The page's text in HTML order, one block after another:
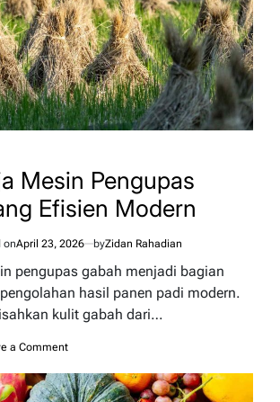
Mesin Pengupas
Efisien Modern
onApril 23, 2026 byZidan Rahadian
pengupas gabah menjadi bagian
hasil panen padi modern.
kulit gabah dari…
a Commenton
Kerja
Mesin